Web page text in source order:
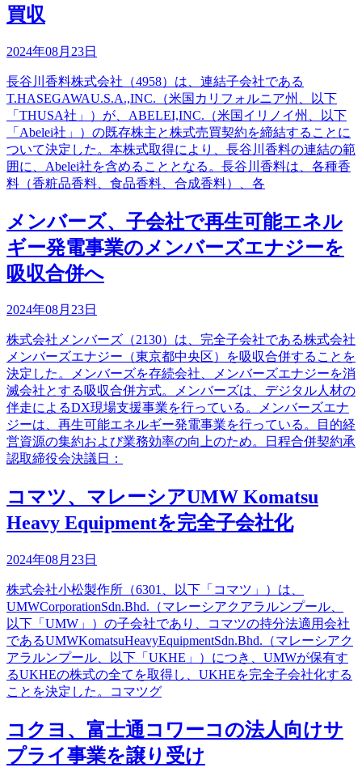
買収
2024年08月23日
長谷川香料株式会社（4958）は、連結子会社である
T.HASEGAWAU.S.A.,INC.（米国カリフォルニア州、以下
「THUSA社」）が、ABELEI,INC.（米国イリノイ州、以下
「Abelei社」）の既存株主と株式売買契約を締結することに
ついて決定した。本株式取得により、長谷川香料の連結の範
囲に、Abelei社を含めることとなる。長谷川香料は、各種香
料（香粧品香料、食品香料、合成香料）、各
メンバーズ、子会社で再生可能エネル
ギー発電事業のメンバーズエナジーを
吸収合併へ
2024年08月23日
株式会社メンバーズ（2130）は、完全子会社である株式会社
メンバーズエナジー（東京都中央区）を吸収合併することを
決定した。メンバーズを存続会社、メンバーズエナジーを消
滅会社とする吸収合併方式。メンバーズは、デジタル人材の
伴走によるDX現場支援事業を行っている。メンバーズエナ
ジーは、再生可能エネルギー発電事業を行っている。目的経
営資源の集約および業務効率の向上のため。日程合併契約承
認取締役会決議日：
コマツ、マレーシアUMW Komatsu
Heavy Equipmentを完全子会社化
2024年08月23日
株式会社小松製作所（6301、以下「コマツ」）は、
UMWCorporationSdn.Bhd.（マレーシアクアラルンプール、
以下「UMW」）の子会社であり、コマツの持分法適用会社
であるUMWKomatsuHeavyEquipmentSdn.Bhd.（マレーシアク
アラルンプール、以下「UKHE」）につき、UMWが保有す
るUKHEの株式の全てを取得し、UKHEを完全子会社化する
ことを決定した。コマツグ
コクヨ、富士通コワーコの法人向けサ
プライ事業を譲り受け